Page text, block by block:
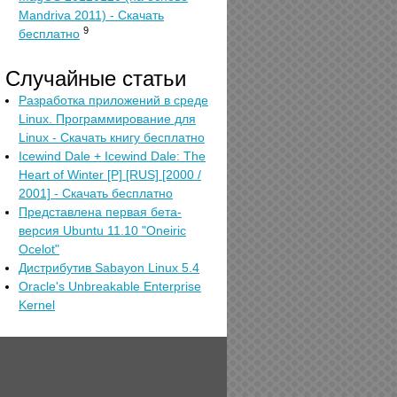
Mandriva 2011) - Скачать
бесплатно 9
Случайные статьи
Разработка приложений в среде
Linux. Программирование для
Linux - Скачать книгу бесплатно
Icewind Dale + Icewind Dale: The
Heart of Winter [P] [RUS] [2000 /
2001] - Скачать бесплатно
Представлена первая бета-
версия Ubuntu 11.10 "Oneiric
Ocelot"
Дистрибутив Sabayon Linux 5.4
Oracle's Unbreakable Enterprise
Kernel